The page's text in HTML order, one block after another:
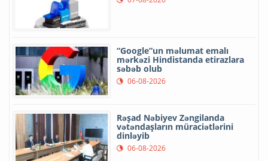
“Google”un məlumat emalı
mərkəzi Hindistanda etirazlara
səbəb olub
06-08-2026
Rəşad Nəbiyev Zəngilanda
vətəndaşların müraciətlərini
dinləyib
06-08-2026